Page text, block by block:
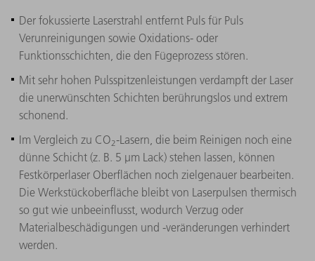
Der fokussierte Laserstrahl entfernt Puls für Puls
Verunreinigungen sowie Oxidations- oder
Funktionsschichten, die den Fügeprozess stören.
Mit sehr hohen Pulsspitzenleistungen verdampft der Laser
die unerwünschten Schichten berührungslos und extrem
schonend.
Im Vergleich zu CO2-Lasern, die beim Reinigen noch eine
dünne Schicht (z. B. 5 µm Lack) stehen lassen, können
Festkörperlaser Oberflächen noch zielgenauer bearbeiten.
Die Werkstückoberfläche bleibt von Laserpulsen thermisch
so gut wie unbeeinflusst, wodurch Verzug oder
Materialbeschädigungen und -veränderungen verhindert
werden.